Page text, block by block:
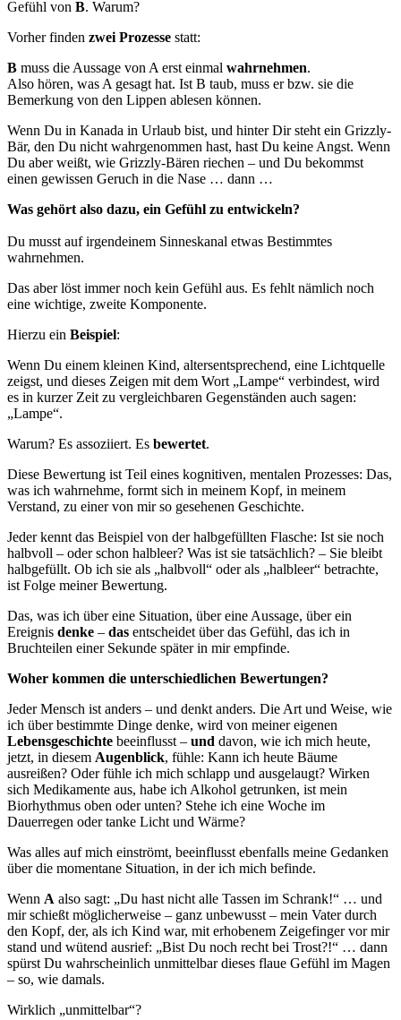
Gefühl von B. Warum?
Vorher finden zwei Prozesse statt:
B muss die Aussage von A erst einmal wahrnehmen.
Also hören, was A gesagt hat. Ist B taub, muss er bzw. sie die
Bemerkung von den Lippen ablesen können.
Wenn Du in Kanada in Urlaub bist, und hinter Dir steht ein Grizzly-
Bär, den Du nicht wahrgenommen hast, hast Du keine Angst. Wenn
Du aber weißt, wie Grizzly-Bären riechen – und Du bekommst
einen gewissen Geruch in die Nase … dann …
Was gehört also dazu, ein Gefühl zu entwickeln?
Du musst auf irgendeinem Sinneskanal etwas Bestimmtes
wahrnehmen.
Das aber löst immer noch kein Gefühl aus. Es fehlt nämlich noch
eine wichtige, zweite Komponente.
Hierzu ein Beispiel:
Wenn Du einem kleinen Kind, altersentsprechend, eine Lichtquelle
zeigst, und dieses Zeigen mit dem Wort „Lampe“ verbindest, wird
es in kurzer Zeit zu vergleichbaren Gegenständen auch sagen:
„Lampe“.
Warum? Es assoziiert. Es bewertet.
Diese Bewertung ist Teil eines kognitiven, mentalen Prozesses: Das,
was ich wahrnehme, formt sich in meinem Kopf, in meinem
Verstand, zu einer von mir so gesehenen Geschichte.
Jeder kennt das Beispiel von der halbgefüllten Flasche: Ist sie noch
halbvoll – oder schon halbleer? Was ist sie tatsächlich? – Sie bleibt
halbgefüllt. Ob ich sie als „halbvoll“ oder als „halbleer“ betrachte,
ist Folge meiner Bewertung.
Das, was ich über eine Situation, über eine Aussage, über ein
Ereignis denke – das entscheidet über das Gefühl, das ich in
Bruchteilen einer Sekunde später in mir empfinde.
Woher kommen die unterschiedlichen Bewertungen?
Jeder Mensch ist anders – und denkt anders. Die Art und Weise, wie
ich über bestimmte Dinge denke, wird von meiner eigenen
Lebensgeschichte beeinflusst – und davon, wie ich mich heute,
jetzt, in diesem Augenblick, fühle: Kann ich heute Bäume
ausreißen? Oder fühle ich mich schlapp und ausgelaugt? Wirken
sich Medikamente aus, habe ich Alkohol getrunken, ist mein
Biorhythmus oben oder unten? Stehe ich eine Woche im
Dauerregen oder tanke Licht und Wärme?
Was alles auf mich einströmt, beeinflusst ebenfalls meine Gedanken
über die momentane Situation, in der ich mich befinde.
Wenn A also sagt: „Du hast nicht alle Tassen im Schrank!“ … und
mir schießt möglicherweise – ganz unbewusst – mein Vater durch
den Kopf, der, als ich Kind war, mit erhobenem Zeigefinger vor mir
stand und wütend ausrief: „Bist Du noch recht bei Trost?!“ … dann
spürst Du wahrscheinlich unmittelbar dieses flaue Gefühl im Magen
– so, wie damals.
Wirklich „unmittelbar“?